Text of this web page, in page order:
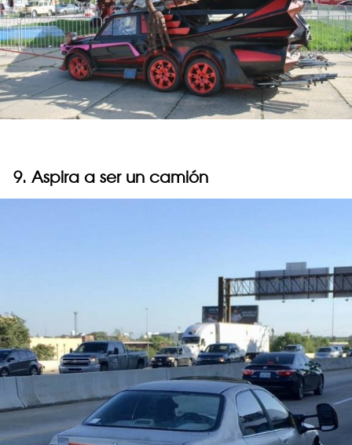
9. Aspira a ser un camión